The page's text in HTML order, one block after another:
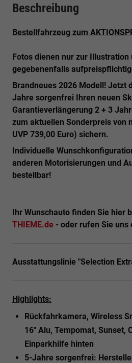
Beschreibung
Bestellfahrzeug zum
Fotos dienen nur zur Illustration
gegebenenfalls
Brandneues 2026 Modell! Jetzt
Jahre sorgenfrei Ihren neuen
Garantieverlängerung 2 + 3
zum aktuellen Sonderpreis von
UVP 739,00 Euro) sichern.
Individuelle
anderen Motorisierungen und
bestellbar!
Ihr Wunschauto finden Sie hier
THIEME.de - oder rufen Sie uns
Ausstattungslinie "Selection
Highlights:
Rückfahrkamera, Wireless
16" Alu, Tempomat, Sunset,
Einparkhilfe hinten
5-Jahre sorgenfrei: